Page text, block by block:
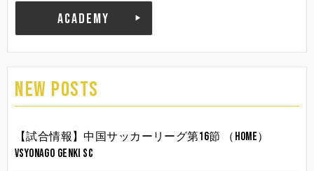
ACADEMY
NEW POSTS
【試合情報】中国サッカーリーグ第16節 （HOME）
vsYonago Genki SC